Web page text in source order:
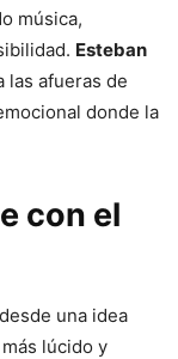
música,
Esteban
las afueras de
donde la
con el
una idea
lúcido y